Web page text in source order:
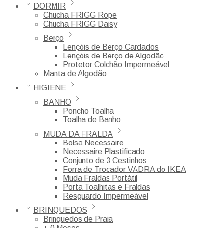
DORMIR
Chucha FRIGG Rope
Chucha FRIGG Daisy
Berço
Lençóis de Berço Cardados
Lençóis de Berço de Algodão
Protetor Colchão Impermeável
Manta de Algodão
HIGIENE
BANHO
Poncho Toalha
Toalha de Banho
MUDA DA FRALDA
Bolsa Necessaire
Necessaire Plastificado
Conjunto de 3 Cestinhos
Forra de Trocador VADRA do IKEA
Muda Fraldas Portátil
Porta Toalhitas e Fraldas
Resguardo Impermeável
BRINQUEDOS
Brinquedos de Praia